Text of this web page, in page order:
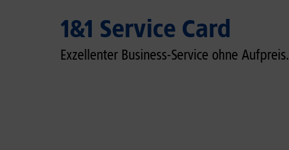
1&1 Service Card
Exzellenter Business-Service ohne Aufpreis.